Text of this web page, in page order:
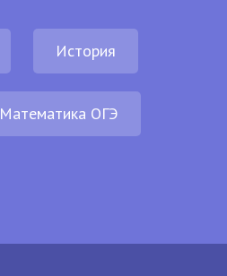
История
Математика ОГЭ